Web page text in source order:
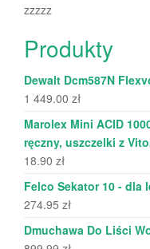
zzzzz
Produkty
Dewalt Dcm587N
1 449.00 zł
Marolex Mini ACID
ręczny, uszczelki z
18.90 zł
Felco Sekator 10 - dla
274.95 zł
Dmuchawa Do Liści